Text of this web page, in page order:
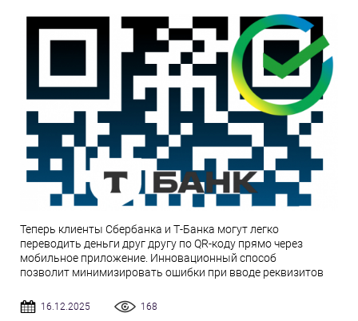
Теперь клиенты Сбербанка и Т-Банка могут легко
переводить деньги друг другу по QR-коду прямо через
мобильное приложение. Инновационный способ
позволит минимизировать ошибки при вводе реквизитов
16.12.2025 168